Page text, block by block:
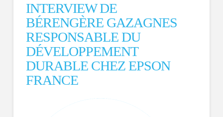
INTERVIEW DE
BÉRENGÈRE GAZAGNES
RESPONSABLE DU
DÉVELOPPEMENT
DURABLE CHEZ EPSON
FRANCE